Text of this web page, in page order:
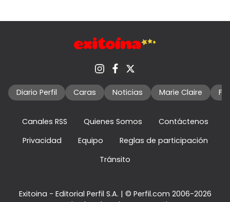
Diario Perfil Caras Noticias Marie Claire
Canales RSS Quienes Somos
Contáctenos
Privacidad
Equipo
Reglas de participación
Tránsito
Exitoina - Editorial Perfil S.A. | © Perfil.com 2006-2026